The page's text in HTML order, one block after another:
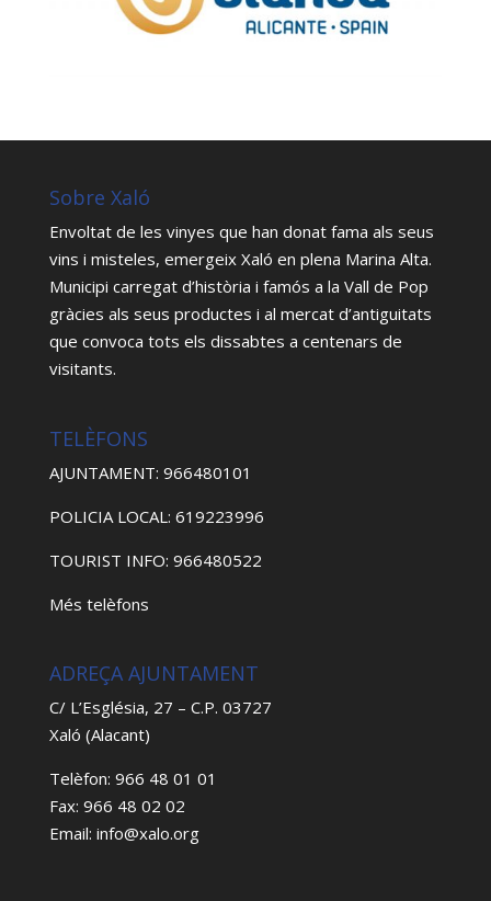
Sobre Xaló
Envoltat de les vinyes que han donat fama als seus
vins i misteles, emergeix Xaló en plena Marina Alta.
Municipi carregat d’història i famós a la Vall de Pop
gràcies als seus productes i al mercat d’antiguitats
que convoca tots els dissabtes a centenars de
visitants.
TELÈFONS
AJUNTAMENT: 966480101
POLICIA LOCAL: 619223996
TOURIST INFO: 966480522
Més telèfons
ADREÇA AJUNTAMENT
C/ L’Església, 27 – C.P. 03727
Xaló (Alacant)
Telèfon: 966 48 01 01
Fax: 966 48 02 02
Email: info@xalo.org